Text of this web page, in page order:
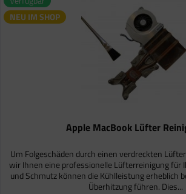
NEU IM SHOP
Apple MacBook Lüfter
Um Folgeschäden durch einen verdreckten
wir Ihnen eine professionelle Lüfterreinigung für
und Schmutz können die Kühlleistung erheblich
Überhitzung führen. Dies...